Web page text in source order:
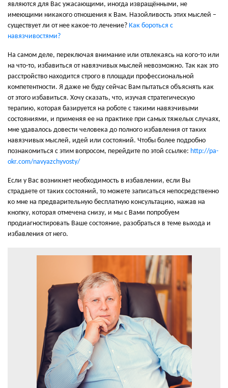
являются для Вас ужасающими, иногда извращёнными, не
имеющими никакого отношения к Вам. Назойливость этих мыслей –
существует ли от нее какое-то лечение? Как бороться с
навязчивостями?
На самом деле, переключая внимание или отвлекаясь на кого-то или
на что-то, избавиться от навязчивых мыслей невозможно. Так как это
расстройство находится строго в площади профессиональной
компетентности. Я даже не буду сейчас Вам пытаться объяснять как
от этого избавиться. Хочу сказать, что, изучая стратегическую
терапию, которая базируется на роботе с такими навязчивыми
состояниями, и применяя ее на практике при самых тяжелых случаях,
мне удавалось довести человека до полного избавления от таких
навязчивых мыслей, идей или состояний. Чтобы более подробно
познакомиться с этим вопросом, перейдите по этой ссылке: http://pa-
okr.com/navyazchyvosty/
Если у Вас возникнет необходимость в избавлении, если Вы
страдаете от таких состояний, то можете записаться непосредственно
ко мне на предварительную бесплатную консультацию, нажав на
кнопку, которая отмечена снизу, и мы с Вами попробуем
продиагностировать Ваше состояние, разобраться в теме выхода и
избавления от него.